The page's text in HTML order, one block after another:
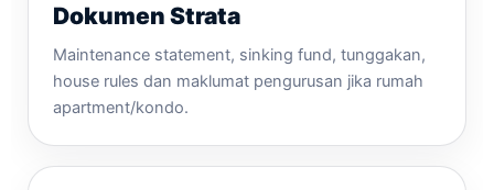
Dokumen Strata
Maintenance statement, sinking fund, tunggakan,
house rules dan maklumat pengurusan jika rumah
apartment/kondo.